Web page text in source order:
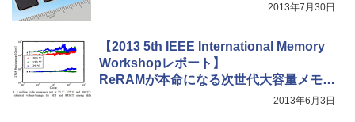
2013年7月30日
【2013 5th IEEE International Memory
Workshopレポート】
ReRAMが本命になる次世代大容量メモリ
2013年6月3日